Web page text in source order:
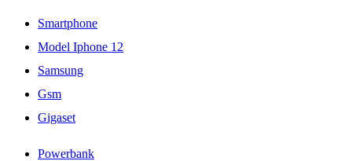
Smartphone
Model Iphone 12
Samsung
Gsm
Gigaset
Powerbank